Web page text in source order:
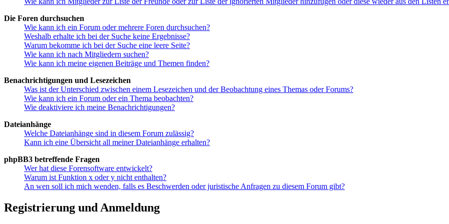
Die Foren durchsuchen
Wie kann ich ein Forum oder mehrere Foren durchsuchen?
Weshalb erhalte ich bei der Suche keine Ergebnisse?
Warum bekomme ich bei der Suche eine leere Seite?
Wie kann ich nach Mitgliedern suchen?
Wie kann ich meine eigenen Beiträge und Themen finden?
Benachrichtigungen und Lesezeichen
Was ist der Unterschied zwischen einem Lesezeichen und der Beobachtung eines Themas oder Forums?
Wie kann ich ein Forum oder ein Thema beobachten?
Wie deaktiviere ich meine Benachrichtigungen?
Dateianhänge
Welche Dateianhänge sind in diesem Forum zulässig?
Kann ich eine Übersicht all meiner Dateianhänge erhalten?
phpBB3 betreffende Fragen
Wer hat diese Forensoftware entwickelt?
Warum ist Funktion x oder y nicht enthalten?
An wen soll ich mich wenden, falls es Beschwerden oder juristische Anfragen zu diesem Forum gibt?
Registrierung und Anmeldung